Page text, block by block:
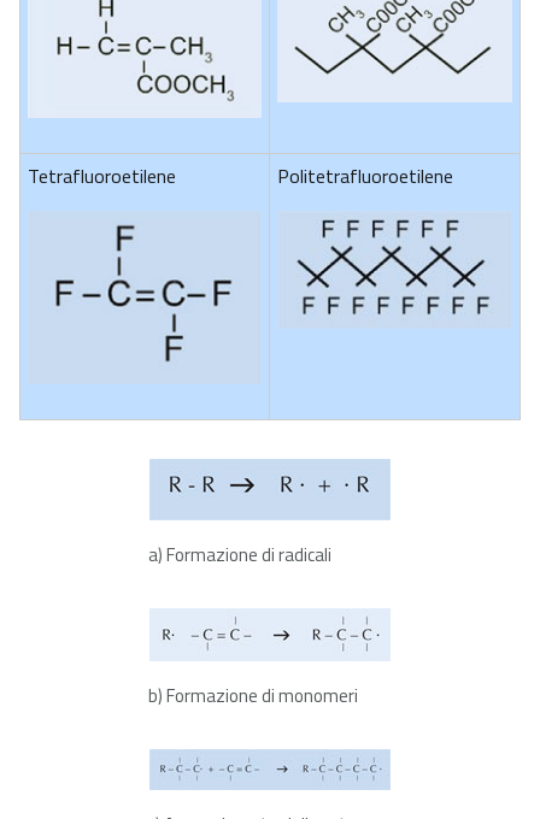
Tetrafluoroetilene Politetrafluoroetilene
a) Formazione di radicali
b) Formazione di monomeri